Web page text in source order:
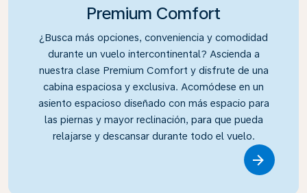
Premium Comfort
¿Busca más opciones, conveniencia y comodidad
durante un vuelo intercontinental? Ascienda a
nuestra clase Premium Comfort y disfrute de una
cabina espaciosa y exclusiva. Acomódese en un
asiento espacioso diseñado con más espacio para
las piernas y mayor reclinación, para que pueda
relajarse y descansar durante todo el vuelo.